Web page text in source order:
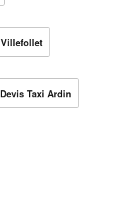
Devis Taxi Ardin